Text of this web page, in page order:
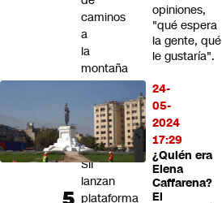
opiniones,
"qué espera
la gente, qué
le gustaría".
24-
05-
2024
17:29
¿Quién era
Elena
Caffarena?
El
caminos
a
la
montaña
Fachadas":
CNC
y
SII
lanzan
plataforma